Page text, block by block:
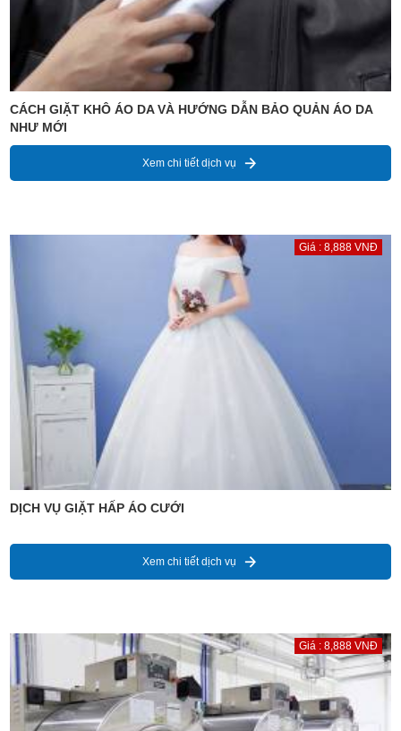
CÁCH GIẶT KHÔ ÁO DA VÀ HƯỚNG DẪN BẢO QUẢN ÁO DA
NHƯ MỚI
Xem chi tiết dịch vụ
Giá : 8,888 VNĐ
DỊCH VỤ GIẶT HẤP ÁO CƯỚI
Xem chi tiết dịch vụ
Giá : 8,888 VNĐ